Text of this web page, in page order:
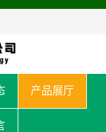
产品展厅